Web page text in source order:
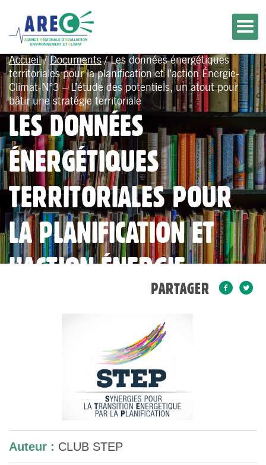
Accueil/Documents/Les données énergétiques
territoriales pour la planification et l’action Énergie-
Climat-N°3 – L’étude des potentiels, un atout pour
bâtir une stratégie territoriale
LES DONNÉES
ÉNERGÉTIQUES
TERRITORIALES POUR
LA PLANIFICATION ET
L’ACTION ÉNERGIE-
CLIMAT-N°3 – L’ÉTUDE
DES POTENTIELS, UN
ATOUT POUR BÂTIR UNE
STRATÉGIE
TERRITORIALE
PARTAGER
Auteur : CLUB STEP